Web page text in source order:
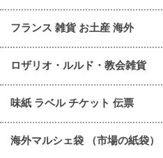
フランス 雑貨 お土産 海外
ロザリオ・ルルド・教会雑貨
味紙 ラベル チケット 伝票
海外マルシェ袋 （市場の紙袋）